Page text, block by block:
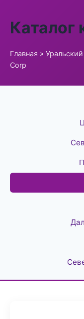
Каталог
Главная »
Corp